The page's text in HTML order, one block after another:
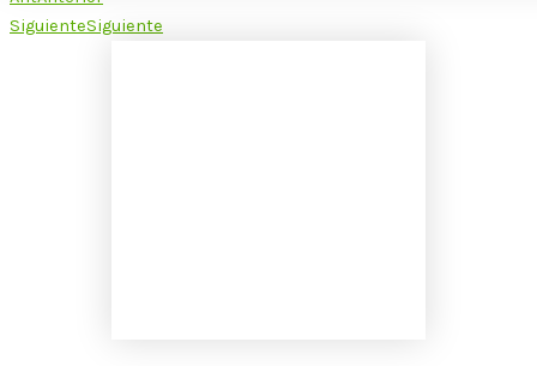
SiguienteSiguiente